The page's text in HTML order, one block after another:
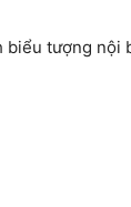
biểu tượng nội